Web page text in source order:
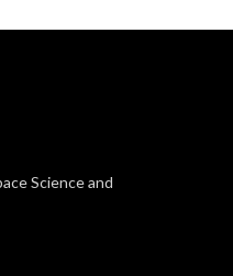
Science and